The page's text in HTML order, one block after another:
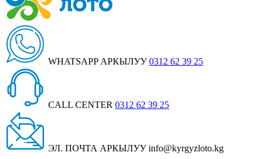
WHATSAPP АРКЫЛУУ 0312 62 39 25
CALL CENTER 0312 62 39 25
ЭЛ. ПОЧТА АРКЫЛУУ info@kyrgyzloto.kg